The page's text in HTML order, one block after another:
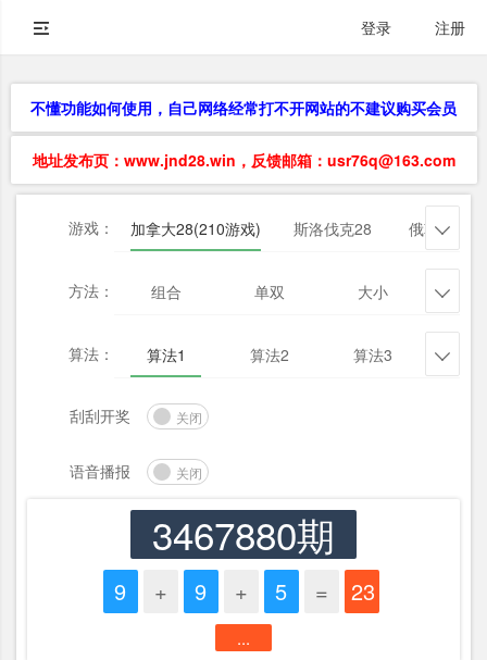
登录 注册
不懂功能如何使用，自己网络经常打不开网站的不建议购买会员
地址发布页：www.jnd28.win，反馈邮箱：usr76q@163.com
游戏： 加拿大28(210游戏) 斯洛伐克28 俄勒冈28

方法： 组合 单双 大小 
算法： 算法1 算法2 算法3 
刮刮开奖 关闭
语音播报 关闭
3467880期
9 + 9 + 5 = 23
...